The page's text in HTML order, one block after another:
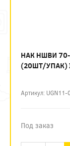
НАК НШВИ
(20ШТ/УПАК)
Артикул:
Под заказ